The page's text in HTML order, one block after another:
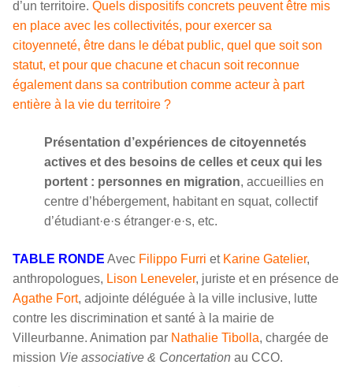
d’un territoire. Quels dispositifs concrets peuvent être mis
en place avec les collectivités, pour exercer sa
citoyenneté, être dans le débat public, quel que soit son
statut, et pour que chacune et chacun soit reconnue
également dans sa contribution comme acteur à part
entière à la vie du territoire ?
Présentation d’expériences de citoyennetés
actives et des besoins de celles et ceux qui les
portent : personnes en migration, accueillies en
centre d’hébergement, habitant en squat, collectif
d’étudiant·e·s étranger·e·s, etc.
TABLE RONDE Avec Filippo Furri et Karine Gatelier,
anthropologues, Lison Leneveler, juriste et en présence de
Agathe Fort, adjointe déléguée à la ville inclusive, lutte
contre les discrimination et santé à la mairie de
Villeurbanne. Animation par Nathalie Tibolla, chargée de
mission Vie associative & Concertation au CCO.